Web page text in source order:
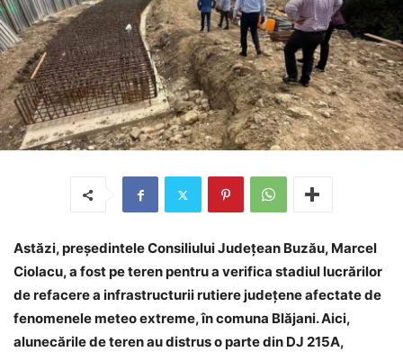
Astăzi, președintele Consiliului Județean Buzău, Marcel
Ciolacu, a fost pe teren pentru a verifica stadiul lucrărilor
de refacere a infrastructurii rutiere județene afectate de
fenomenele meteo extreme, în comuna Blăjani. Aici,
alunecările de teren au distrus o parte din DJ 215A,